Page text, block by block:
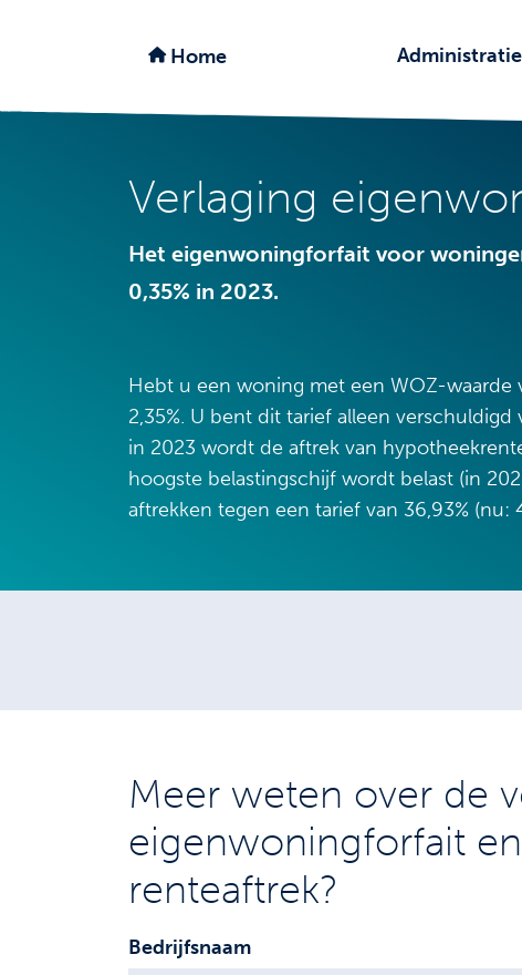
Home Administratie
Verlaging
Het eigenwoningforfait voor
0,35% in 2023.
Hebt u een woning met een WOZ-
2,35%. U bent dit tarief alleen
in 2023 wordt de aftrek van
hoogste belastingschijf wordt belast (in
aftrekken tegen een tarief van 36,93% (nu:
Meer weten over de
eigenwoningforfait
renteaftrek?
Bedrijfsnaam